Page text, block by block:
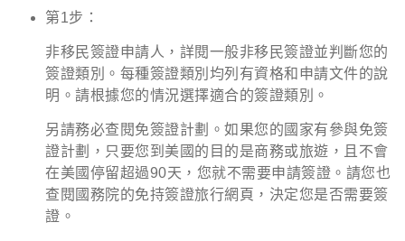
第1步：
非移民簽證申請人，詳閱一般非移民簽證並判斷您的
簽證類別。每種簽證類別均列有資格和申請文件的說
明。請根據您的情況選擇適合的簽證類別。
另請務必查閱免簽證計劃。如果您的國家有參與免簽
證計劃，只要您到美國的目的是商務或旅遊，且不會
在美國停留超過90天，您就不需要申請簽證。請您也
查閱國務院的免持簽證旅行網頁，決定您是否需要簽
證。